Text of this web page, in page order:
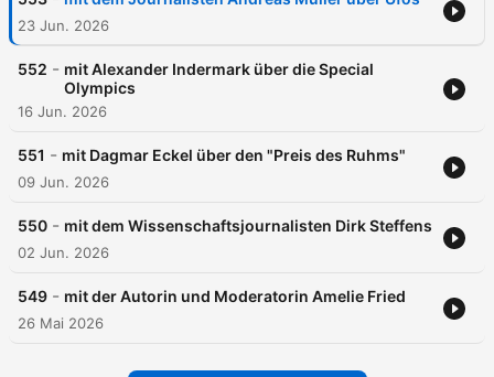
23 Jun. 2026
552 - mit Alexander Indermark über die Special
Olympics
16 Jun. 2026
551 - mit Dagmar Eckel über den "Preis des Ruhms"
09 Jun. 2026
550 - mit dem Wissenschaftsjournalisten Dirk Steffens
02 Jun. 2026
549 - mit der Autorin und Moderatorin Amelie Fried
26 Mai 2026